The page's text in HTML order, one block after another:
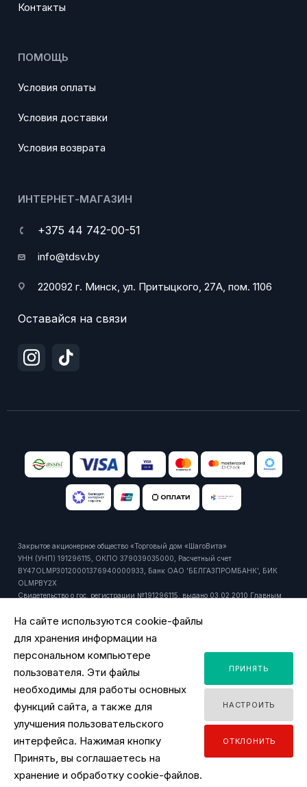
Контакты
ПОМОЩЬ
Условия оплаты
Условия доставки
Условия возврата
ИНТЕРНЕТ-МАГАЗИН
+375 44 742-00-51
info@tdsv.by
220092 г. Минск, ул. Притыцкого, 27А, пом. 1106
Оставайся на связи
Закрытое акционерное общество «Торговый дом «ШагоВита»
УНН (УНП) 191296115, ОКПО 379039035000, Расчетный счет
BY47OLMP30120001376940000933, Банк ОАО 'БЕЛГАЗПРОМБАНК', БИК
OLMPBY2X
Свидетельство о гос. регистрации №191296115, выдано 03.02.2010 Главным
Регистрационный номер в торговом реестре: 429916 от 24.10.2018г.
пом. 1106.
Время работы офиса - ПН-ПТ 9:00 - 18:00.
Время работы интернет-магазина - ПН-ПТ 09:00 - 18:00
Уполномоченный продавцом на рассмотрение обращений покупателей:
заместитель директора по розничной торговле, тел. +375 44 518 45 53, email:
y.ignatovich@tdsv.by
органов по месту государственной регистрации ЗАО "ТД "ШагоВита",
уполномоченных рассматривать обращения покупателей: Минский городской
исполнительный комитет, главное управление торговли и услуг: +375 17
На сайте используются cookie-файлы
для хранения информации на
персональном компьютере
пользователя. Эти файлы
необходимы для работы основных
функций сайта, а также для
улучшения пользовательского
интерфейса. Нажимая кнопку
Принять, вы соглашаетесь на
хранение и обработку cookie-файлов.
ПРИНЯТЬ
НАСТРОИТЬ
ОТКЛОНИТЬ